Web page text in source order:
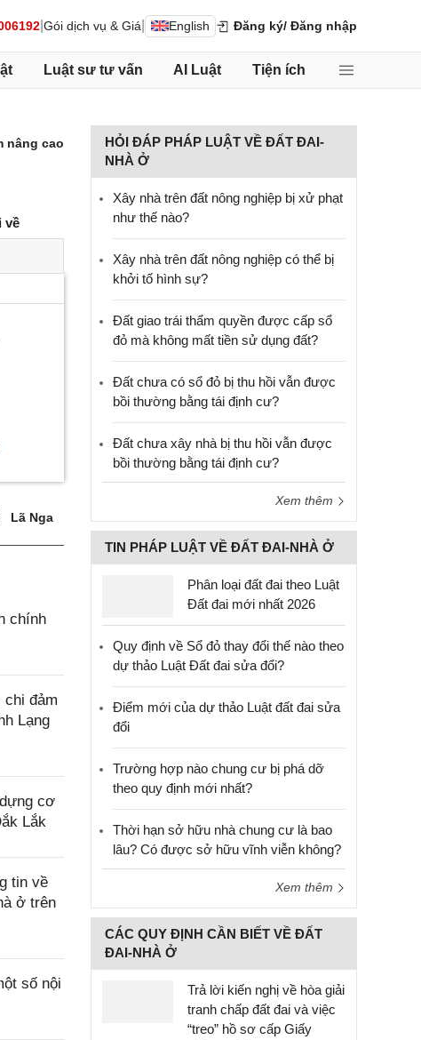
Gói dịch vụ & Giá English Đăng ký/ Đăng nhập
Luật sư tư vấn AI Luật Tiện ích
nâng cao
về
Lã Nga
chính
chi đảm
Lạng
cơ
Lắk
tin về
ở trên
số nội
HỎI ĐÁP PHÁP LUẬT VỀ ĐẤT ĐAI-
NHÀ Ở
Xây nhà trên đất nông nghiệp bị xử phạt
như thế nào?
Xây nhà trên đất nông nghiệp có thể bị
khởi tố hình sự?
Đất giao trái thẩm quyền được cấp sổ
đỏ mà không mất tiền sử dụng đất?
Đất chưa có sổ đỏ bị thu hồi vẫn được
bồi thường bằng tái định cư?
Đất chưa xây nhà bị thu hồi vẫn được
bồi thường bằng tái định cư?
Xem thêm
TIN PHÁP LUẬT VỀ ĐẤT ĐAI-NHÀ Ở
Phân loại đất đai theo Luật
Đất đai mới nhất 2026
Quy định về Sổ đỏ thay đổi thế nào theo
dự thảo Luật Đất đai sửa đổi?
Điểm mới của dự thảo Luật đất đai sửa
đổi
Trường hợp nào chung cư bị phá dỡ
theo quy định mới nhất?
Thời hạn sở hữu nhà chung cư là bao
lâu? Có được sở hữu vĩnh viễn không?
Xem thêm
CÁC QUY ĐỊNH CẦN BIẾT VỀ ĐẤT
ĐAI-NHÀ Ở
Trả lời kiến nghị về hòa giải
tranh chấp đất đai và việc
“treo” hồ sơ cấp Giấy